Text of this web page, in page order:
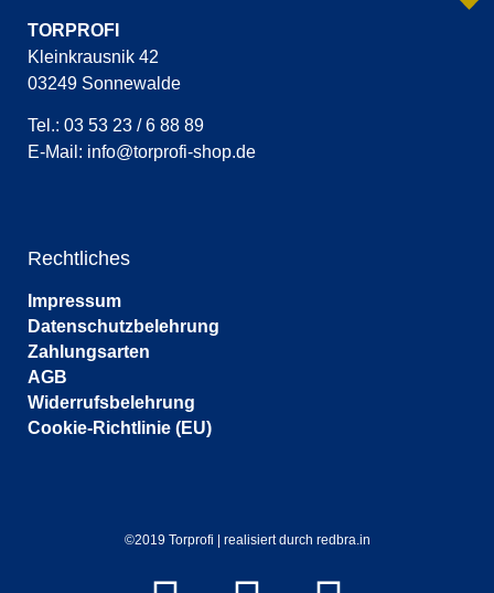
TORPROFI
Kleinkrausnik 42
03249 Sonnewalde
Tel.: 03 53 23 / 6 88 89
E-Mail: info@torprofi-shop.de
Rechtliches
Impressum
Datenschutzbelehrung
Zahlungsarten
AGB
Widerrufsbelehrung
Cookie-Richtlinie (EU)
©2019 Torprofi | realisiert durch redbra.in